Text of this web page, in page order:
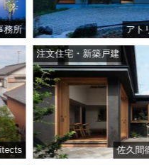
アトリエ
注文住宅・新築戸建
佐久間徹設